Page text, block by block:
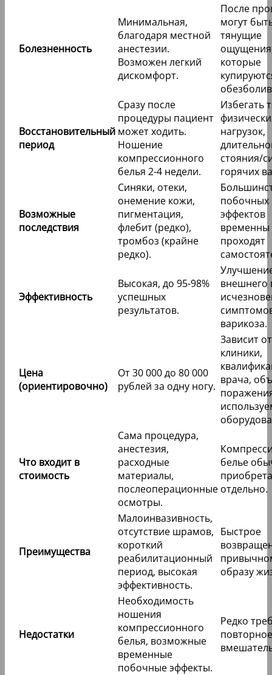
Болезненность
Минимальная,
благодаря местной
анестезии.
Возможен легкий
дискомфорт.
После
могут
тянущие
которые
Восстановительный
период
Сразу после
процедуры пациент
может ходить.
Ношение
компрессионного
белья 2-4 недели.
Избегать
нагрузок,
стояния/
горячих
Возможные
последствия
Синяки, отеки,
онемение кожи,
пигментация,
флебит (редко),
тромбоз (крайне
редко).
побочных
эффектов
временны
проходят
Эффективность
Высокая, до 95-98%
успешных
результатов.
внешнего
варикоза.
Цена
(ориентировочно)
От 30 000 до 80 000
рублей за одну ногу.
Зависит от
клиники,
врача,
Что входит в
стоимость
Сама процедура,
анестезия,
расходные
материалы,
послеоперационные
осмотры.
белье
отдельно.
Преимущества
Малоинвазивность,
отсутствие шрамов,
короткий
реабилитационный
период, высокая
эффективность.
Быстрое
образу
Недостатки
Необходимость
ношения
компрессионного
белья, возможные
временные
побочные эффекты.
Редко
повторное